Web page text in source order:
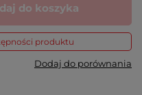
do koszyka
produktu
Dodaj do porównania